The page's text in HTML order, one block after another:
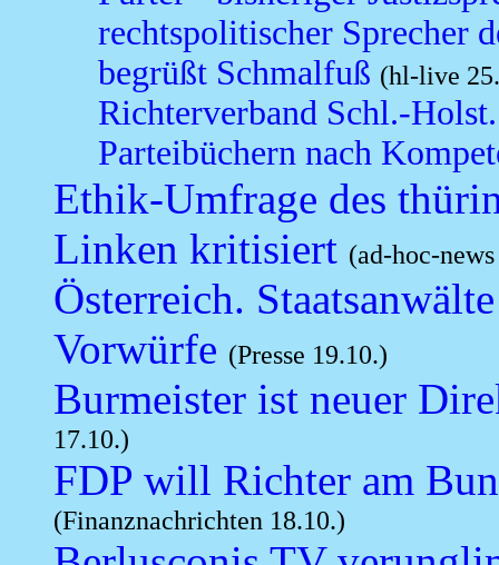
rechtspolitischer Sprecher
begrüßt Schmalfuß (hl-live
Richterverband Schl.-
Parteibüchern nach
Ethik-Umfrage des
Linken kritisiert (ad-hoc-
Österreich.
Vorwürfe (Presse 19.10.)
Burmeister ist neuer
17.10.)
FDP will Richter am
(Finanznachrichten 18.10.)